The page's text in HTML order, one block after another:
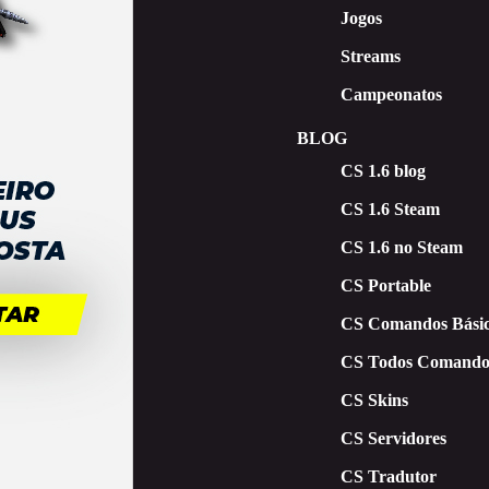
Jogos
Streams
Campeonatos
BLOG
CS 1.6 blog
CS 1.6 Steam
CS 1.6 no Steam
CS Portable
CS Comandos
CS Todos
CS Skins
CS Servidores
CS Tradutor